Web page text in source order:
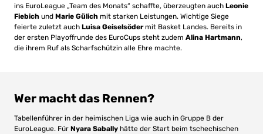
ins EuroLeague „Team des Monats“ schaffte, überzeugten auch Leonie
Fiebich und Marie Gülich mit starken Leistungen. Wichtige Siege
feierte zuletzt auch Luisa Geiselsödermit Basket Landes. Bereits in
der ersten Playoffrunde des EuroCups steht zudem Alina Hartmann,
die ihrem Ruf als Scharfschützin alle Ehre machte.
Wer macht das Rennen?
Tabellenführer in der heimischen Liga wie auch in Gruppe B der
EuroLeague. Für Nyara Sabally hätte der Start beim tschechischen